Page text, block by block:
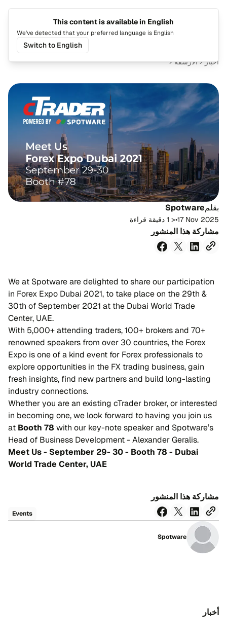
أخبار الأرشفة
بقلمSpotware
17 Nov 2025
•< 1 دقيقة قراءة
مشاركة هذا المنشور
We at Spotware are delighted to share our participation
in Forex Expo Dubai 2021, to take place on the 29th &
30th of September 2021 at the Dubai World Trade
Center, UAE.
With 5,000+ attending traders, 100+ brokers and 70+
renowned speakers from over 30 countries, the Forex
Expo is one of a kind event for Forex professionals to
explore opportunities in the FX trading business, gain
fresh insights, find new partners and build long-lasting
industry connections.
Whether you are an existing cTrader broker, or interested
in becoming one, we look forward to having you join us
at Booth 78 with our key-note speaker and Spotware’s
Head of Business Development - Alexander Geralis.
Meet Us - September 29- 30 - Booth 78 - Dubai
World Trade Center, UAE
مشاركة هذا المنشور
Events
Spotware
أخبار
This content is available in English
We've detected that your preferred language is English
Switch to English